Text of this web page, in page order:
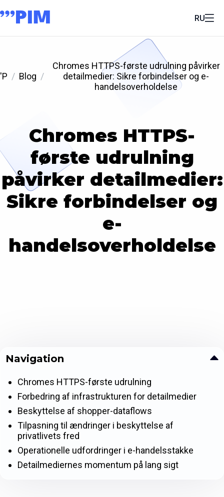
RU
'P Blog
Chromes HTTPS-første udrulning påvirker
detailmedier: Sikre forbindelser og e-
handelsoverholdelse
Chromes HTTPS-
første udrulning
påvirker detailmedier:
Sikre forbindelser og
e-
handelsoverholdelse
Navigation
Chromes HTTPS-første udrulning
Forbedring af infrastrukturen for detailmedier
Beskyttelse af shopper-dataflows
Tilpasning til ændringer i beskyttelse af
privatlivets fred
Operationelle udfordringer i e-handelsstakke
Detailmediernes momentum på lang sigt